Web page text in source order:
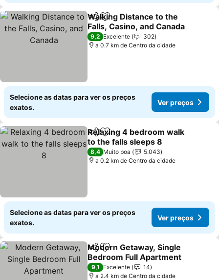
PartilharAdicionar aos favoritos
Walking Distance to the
Falls, Casino, and Canada
Ver preços
9,2 Excelente
302
a 0.7 km de Centro da cidade
Selecione as datas para ver os preços
exatos.
Ver preços
PartilharAdicionar aos favoritos
Relaxing 4 bedroom walk
to the falls sleeps 8
Ver preços
8,4 Muito boa
5.043
a 0.2 km de Centro da cidade
Selecione as datas para ver os preços
exatos.
Ver preços
PartilharAdicionar aos favoritos
Modern Getaway, Single
Bedroom Full Apartment
Ver preços
9,1 Excelente
14
a 2.4 km de Centro da cidade